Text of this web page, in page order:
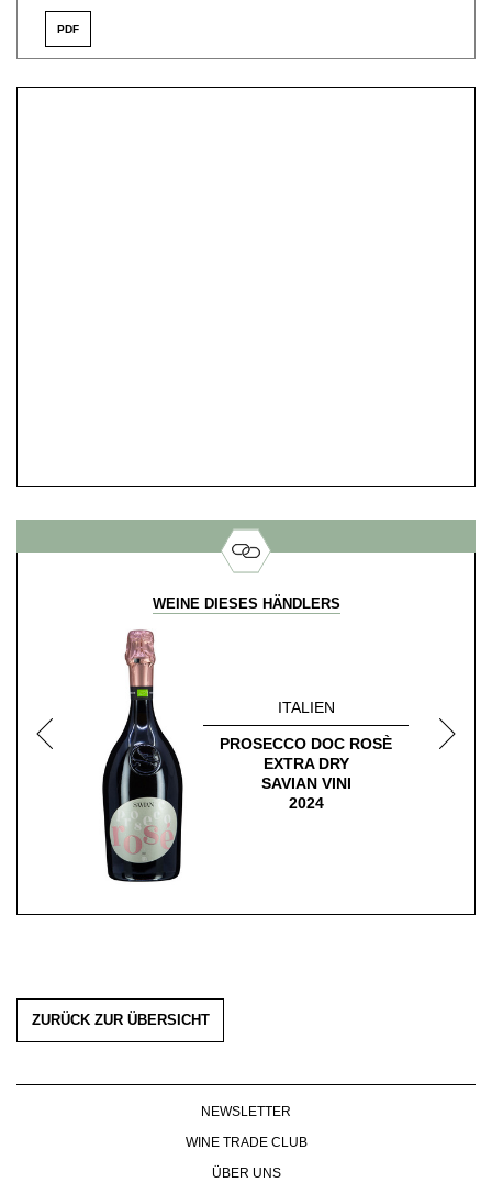
PDF
WEINE DIESES HÄNDLERS
ITALIEN
PROSECCO DOC ROSÈ
EXTRA DRY
SAVIAN VINI
2024
ZURÜCK ZUR ÜBERSICHT
NEWSLETTER
WINE TRADE CLUB
ÜBER UNS